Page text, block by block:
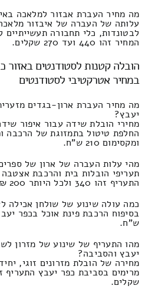
מה מחיר העברת אבזור למלאכה
לבטונדות, כלי תחבורה
המחיר זהו 440 ועד 270 שקלים.
הובלה קטנות לסטודנטים באזור
במחיר אטרקטיבי לסטודנטים
מה מחיר העברת ארון-בגדים
יעבץ?
מחירי הובלת שידה עבור איפור
ומקסימום 210 ש"ח.
מהי עלות העברה של ארון של
תעריפי הובלות בית והרכבת
התעריף זהו 340 ולכל היותר 200 ₪.
כמה עולה שינוע של שולחן אכילה
ש"ח.
מהו התעריף של שינוע של מזרון
יעבץ והסביבה?
מחירה של הובלת מזרונים זוגי,
שקלים.